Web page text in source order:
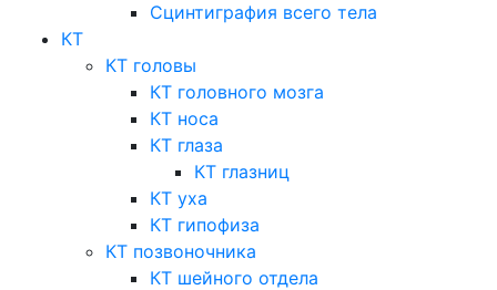
Сцинтиграфия всего тела
КТ
КТ головы
КТ головного мозга
КТ носа
КТ глаза
КТ глазниц
КТ уха
КТ гипофиза
КТ позвоночника
КТ шейного отдела